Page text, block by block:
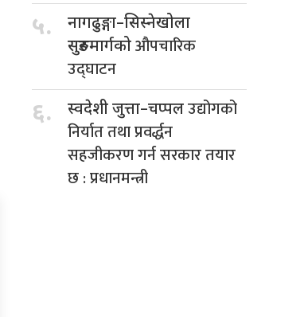
५.
नागढुङ्गा–सिस्नेखोला
सुरुङमार्गकोऔपचारिक
उद्घाटन
६. स्वदेशी जुत्ता–चप्पलउद्योगको
निर्यात तथा प्रवर्द्धन
सहजीकरण गर्न सरकार तयार
छ : प्रधानमन्त्री